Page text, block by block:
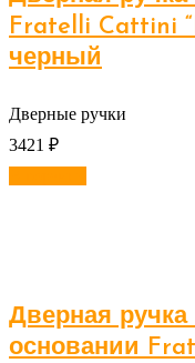
Fratelli Cattini
черный
Дверные ручки
3421 ₽
Дверная
основании